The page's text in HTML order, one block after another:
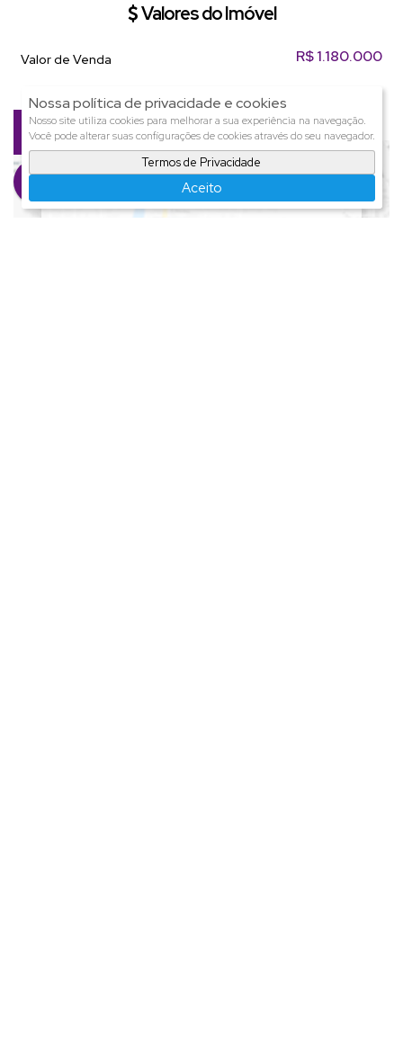
Nossa política de privacidade e cookies
Nosso site utiliza cookies para melhorar a sua experiência na navegação.
Você pode alterar suas configurações de cookies através do seu navegador.
Termos de Privacidade
Aceito
Valores do Imóvel
R$1.180.000
Valor de Venda
Mapa do Imóvel
Jardim Sofia